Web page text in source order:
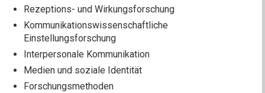
Rezeptions- und Wirkungsforschung
Kommunikationswissenschaftliche
Einstellungsforschung
Interpersonale Kommunikation
Medien und soziale Identität
Forschungsmethoden